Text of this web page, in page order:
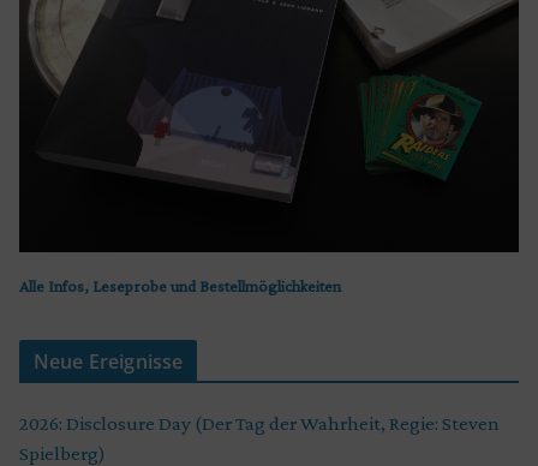
Alle Infos, Leseprobe und Bestellmöglichkeiten
Neue Ereignisse
2026: Disclosure Day (Der Tag der Wahrheit, Regie: Steven
Spielberg)